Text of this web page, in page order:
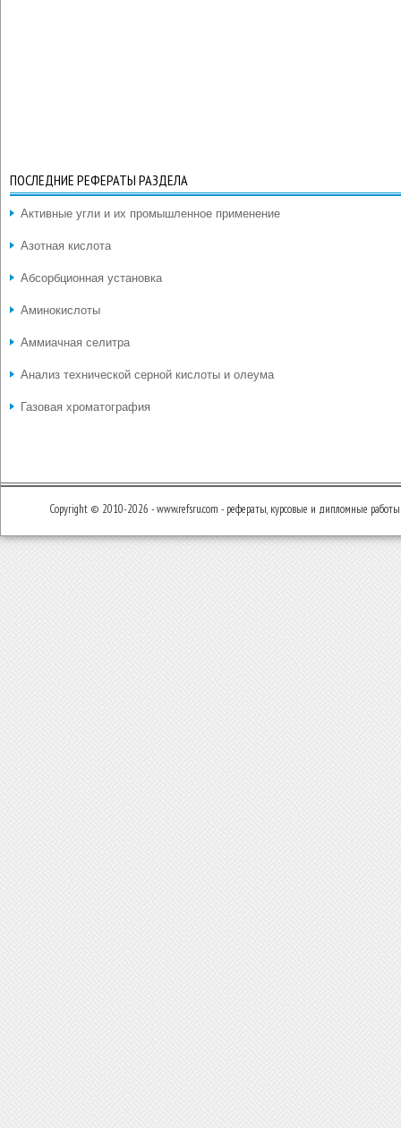
ПОСЛЕДНИЕ РЕФЕРАТЫ РАЗДЕЛА
Активные угли и их промышленное применение
Азотная кислота
Абсорбционная установка
Аминокислоты
Аммиачная селитра
Анализ технической серной кислоты и олеума
Газовая хроматография
Copyright © 2010-2026 - www.refsru.com - рефераты, курсовые и дипломные работы